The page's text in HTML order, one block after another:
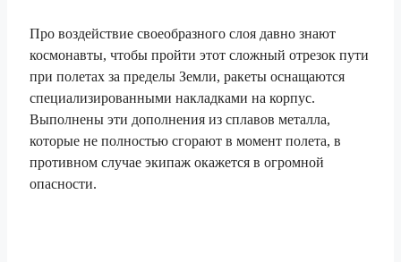
Про воздействие своеобразного слоя давно знают
космонавты, чтобы пройти этот сложный отрезок пути
при полетах за пределы Земли, ракеты оснащаются
специализированными накладками на корпус.
Выполнены эти дополнения из сплавов металла,
которые не полностью сгорают в момент полета, в
противном случае экипаж окажется в огромной
опасности.